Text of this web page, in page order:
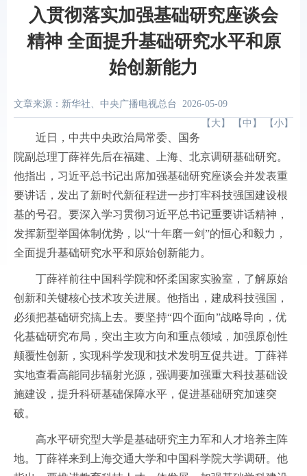
入贯彻落实加强基础研究座谈会
精神 全面提升基础研究水平和原
始创新能力
文章来源：新华社、中央广播电视总台 2026-05-09
【 大 】 【 中 】 【 小 】
近日，中共中央政治局常委、国务
院副总理丁薛祥先后在福建、上海、北京调研基础研究。
他指出，习近平总书记出席加强基础研究座谈会并发表重
要讲话，发出了新时代新征程进一步打牢科技强国建设根
基的号召。要深入学习贯彻习近平总书记重要讲话精神，
发挥新型举国体制优势，以“十年磨一剑”的恒心和毅力，
全面提升基础研究水平和原始创新能力。
丁薛祥前往中国科学院和怀柔国家实验室，了解原始
创新和关键核心技术攻关进展。他指出，建成科技强国，
必须把基础研究搞上去。要坚持“四个面向”战略导向，优
化基础研究布局，突出主攻方向和重点领域，加强原创性
颠覆性创新，实现科学发现和技术发明互促共进。丁薛祥
实地查看高能同步辐射光源，强调要加强重大科技基础设
施建设，提升科研基础保障水平，促进基础研究加速突
破。
高水平研究型大学是基础研究主力军和人才培养主阵
地。丁薛祥来到上海交通大学和中国科学院大学调研。他